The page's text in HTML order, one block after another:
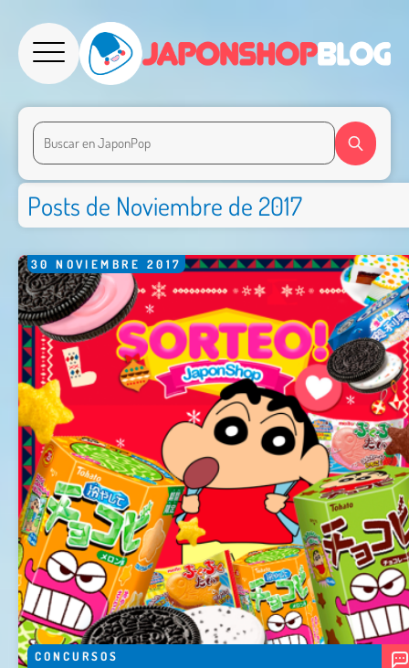
Posts de Noviembre de 2017
30 NOVIEMBRE 2017
CONCURSOS